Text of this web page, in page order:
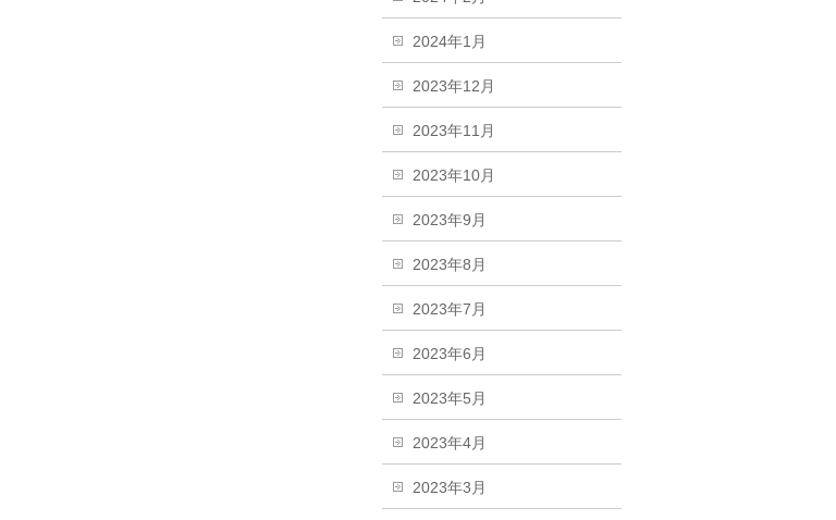
2024年1月
2023年12月
2023年11月
2023年10月
2023年9月
2023年8月
2023年7月
2023年6月
2023年5月
2023年4月
2023年3月